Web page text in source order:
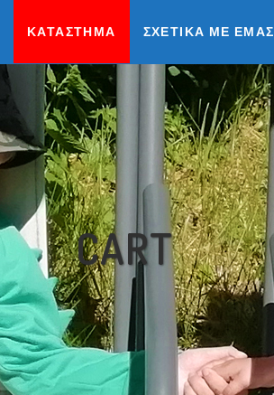
ΚΑΤΆΣΤΗΜΑ ΣΧΕΤΙΚΆ ΜΕ ΕΜΆΣ
CART